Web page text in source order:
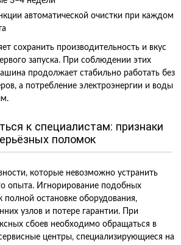
автоматической очистки при каждом
сохранить производительность и вкус
запуска. При соблюдении этих
продолжает стабильно работать без
а потребление электроэнергии и воды
к специалистам: признаки
поломок
которые невозможно устранить
опыта. Игнорирование подобных
полной остановке оборудования,
узлов и потере гарантии. При
сбоев необходимо обращаться в
центры, специализирующиеся на